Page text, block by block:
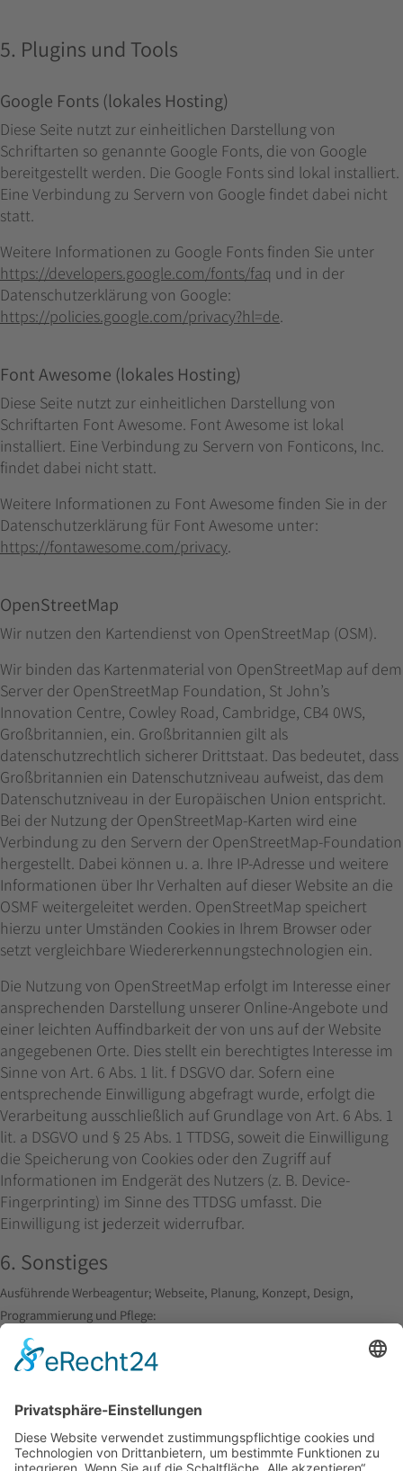
5. Plugins und Tools
Google Fonts (lokales Hosting)
Diese Seite nutzt zur einheitlichen Darstellung von
Schriftarten so genannte Google Fonts, die von Google
bereitgestellt werden. Die Google Fonts sind lokal installiert.
Eine Verbindung zu Servern von Google findet dabei nicht
statt.
Weitere Informationen zu Google Fonts finden Sie unter
https://developers.google.com/fonts/faq und in der
Datenschutzerklärung von Google:
https://policies.google.com/privacy?hl=de.
Font Awesome (lokales Hosting)
Diese Seite nutzt zur einheitlichen Darstellung von
Schriftarten Font Awesome. Font Awesome ist lokal
installiert. Eine Verbindung zu Servern von Fonticons, Inc.
findet dabei nicht statt.
Weitere Informationen zu Font Awesome finden Sie in der
Datenschutzerklärung für Font Awesome unter:
https://fontawesome.com/privacy.
OpenStreetMap
Wir nutzen den Kartendienst von OpenStreetMap (OSM).
Wir binden das Kartenmaterial von OpenStreetMap auf dem
Server der OpenStreetMap Foundation, St John’s
Innovation Centre, Cowley Road, Cambridge, CB4 0WS,
Großbritannien, ein. Großbritannien gilt als
datenschutzrechtlich sicherer Drittstaat. Das bedeutet, dass
Großbritannien ein Datenschutzniveau aufweist, das dem
Datenschutzniveau in der Europäischen Union entspricht.
Bei der Nutzung der OpenStreetMap-Karten wird eine
Verbindung zu den Servern der OpenStreetMap-Foundation
hergestellt. Dabei können u. a. Ihre IP-Adresse und weitere
Informationen über Ihr Verhalten auf dieser Website an die
OSMF weitergeleitet werden. OpenStreetMap speichert
hierzu unter Umständen Cookies in Ihrem Browser oder
setzt vergleichbare Wiedererkennungstechnologien ein.
Die Nutzung von OpenStreetMap erfolgt im Interesse einer
ansprechenden Darstellung unserer Online-Angebote und
einer leichten Auffindbarkeit der von uns auf der Website
angegebenen Orte. Dies stellt ein berechtigtes Interesse im
Sinne von Art. 6 Abs. 1 lit. f DSGVO dar. Sofern eine
entsprechende Einwilligung abgefragt wurde, erfolgt die
Verarbeitung ausschließlich auf Grundlage von Art. 6 Abs. 1
lit. a DSGVO und § 25 Abs. 1 TTDSG, soweit die Einwilligung
die Speicherung von Cookies oder den Zugriff auf
Informationen im Endgerät des Nutzers (z. B. Device-
Fingerprinting) im Sinne des TTDSG umfasst. Die
Einwilligung ist jederzeit widerrufbar.
6. Sonstiges
Ausführende Werbeagentur; Webseite, Planung, Konzept, Design,
Programmierung und Pflege:
regioprint Werbemedien & Agentur e.K., Inh. Dietmar Nadolny | 38518
Gifhorn
Webseitenerstellung ist selbstverständlich auch die Unterstützung bei der
Umsetzung einer DSGVO-konformen Datenschutzerklärung und
praktischer Inhalte zur DSGVO